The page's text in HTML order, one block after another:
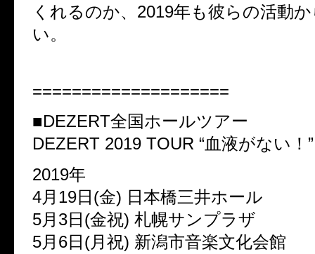
くれるのか、2019年も彼らの活動
い。
====================
■DEZERT全国ホールツアー
DEZERT 2019 TOUR “血液がない！”
2019年
4月19日(金) 日本橋三井ホール
5月3日(金祝) 札幌サンプラザ
5月6日(月祝) 新潟市音楽文化会館